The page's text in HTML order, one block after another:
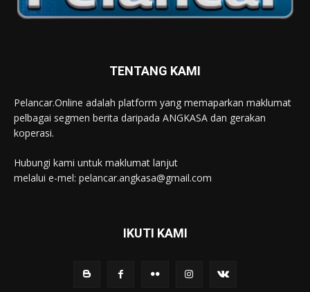
TENTANG KAMI
Pelancar.Online adalah platform yang memaparkan maklumat
pelbagai segmen berita daripada ANGKASA dan gerakan
koperasi.
Hubungi kami untuk maklumat lanjut
melalui e-mel: pelancar.angkasa@gmail.com
IKUTI KAMI